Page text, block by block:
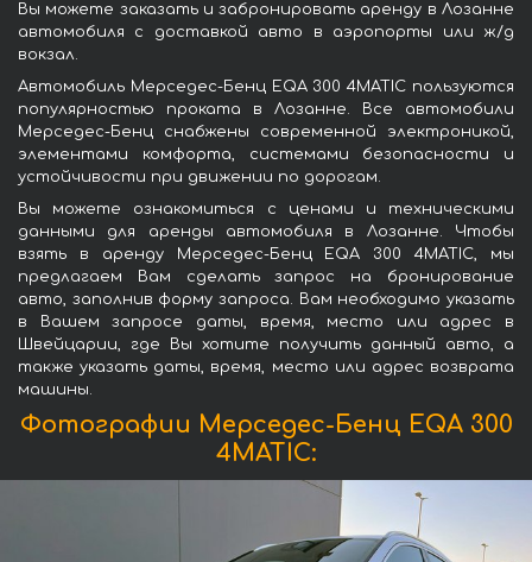
Вы можете заказать и забронировать аренду в Лозанне
автомобиля с доставкой авто в аэропорты или ж/д
вокзал.
Автомобиль Мерседес-Бенц EQA 300 4MATIC пользуются
популярностью проката в Лозанне. Все автомобили
Мерседес-Бенц снабжены современной электроникой,
элементами комфорта, системами безопасности и
устойчивости при движении по дорогам.
Вы можете ознакомиться с ценами и техническими
данными для аренды автомобиля в Лозанне. Чтобы
взять в аренду Мерседес-Бенц EQA 300 4MATIC, мы
предлагаем Вам сделать запрос на бронирование
авто, заполнив форму запроса. Вам необходимо указать
в Вашем запросе даты, время, место или адрес в
Швейцарии, где Вы хотите получить данный авто, а
также указать даты, время, место или адрес возврата
машины.
Фотографии Мерседес-Бенц EQA 300
4MATIC: